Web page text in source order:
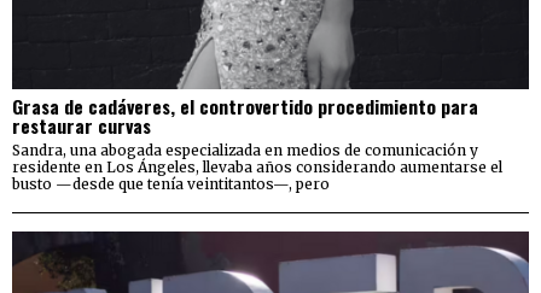
Grasa de cadáveres, el controvertido procedimiento para
restaurar curvas
Sandra, una abogada especializada en medios de comunicación y
residente en Los Ángeles, llevaba años considerando aumentarse el
busto —desde que tenía veintitantos—, pero